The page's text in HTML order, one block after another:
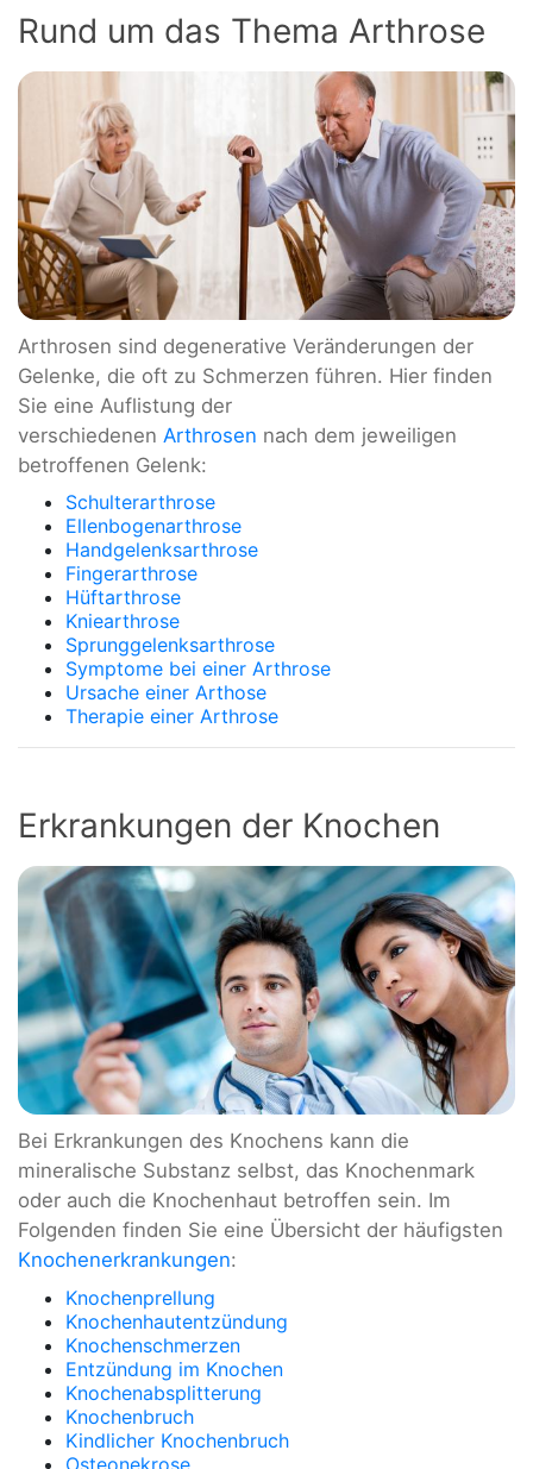
Rund um das Thema Arthrose
Arthrosen sind degenerative Veränderungen der
Gelenke, die oft zu Schmerzen führen. Hier finden
Sie eine Auflistung der
verschiedenen Arthrosen nach dem jeweiligen
betroffenen Gelenk:
Schulterarthrose
Ellenbogenarthrose
Handgelenksarthrose
Fingerarthrose
Hüftarthrose
Kniearthrose
Sprunggelenksarthrose
Symptome bei einer Arthrose
Ursache einer Arthose
Therapie einer Arthrose
Erkrankungen der Knochen
Bei Erkrankungen des Knochens kann die
mineralische Substanz selbst, das Knochenmark
oder auch die Knochenhaut betroffen sein. Im
Folgenden finden Sie eine Übersicht der häufigsten
Knochenerkrankungen:
Knochenprellung
Knochenhautentzündung
Knochenschmerzen
Entzündung im Knochen
Knochenabsplitterung
Knochenbruch
Kindlicher Knochenbruch
Osteonekrose